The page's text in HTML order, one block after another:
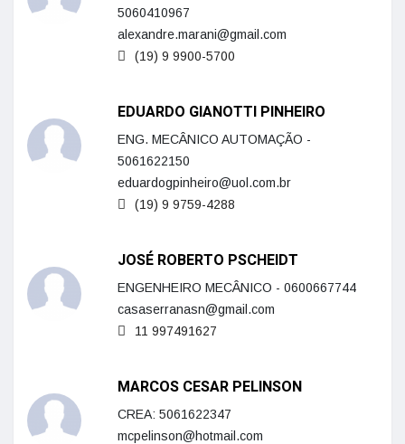
5060410967
alexandre.marani@gmail.com
(19) 9 9900-5700
EDUARDO GIANOTTI PINHEIRO
ENG. MECÂNICO AUTOMAÇÃO -
5061622150
eduardogpinheiro@uol.com.br
(19) 9 9759-4288
JOSÉ ROBERTO PSCHEIDT
ENGENHEIRO MECÂNICO - 0600667744
casaserranasn@gmail.com
11 997491627
MARCOS CESAR PELINSON
CREA: 5061622347
mcpelinson@hotmail.com